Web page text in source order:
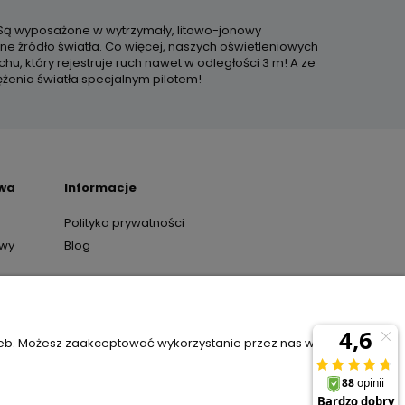
wyposażone w wytrzymały, litowo-jonowy
światła. Co więcej, naszych oświetleniowych
który rejestruje ruch nawet w odległości 3 m! A ze
światła specjalnym pilotem!
Informacje
Polityka prywatności
Blog
Możesz zaakceptować wykorzystanie przez nas wszystkich